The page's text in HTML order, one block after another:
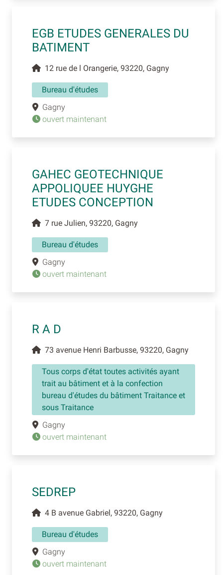
EGB ETUDES GENERALES DU
BATIMENT
12 rue de l Orangerie, 93220, Gagny
Bureau d'études
Gagny
ouvert maintenant
GAHEC GEOTECHNIQUE
APPOLIQUEE HUYGHE
ETUDES CONCEPTION
7 rue Julien, 93220, Gagny
Bureau d'études
Gagny
ouvert maintenant
R A D
73 avenue Henri Barbusse, 93220, Gagny
Tous corps d'état toutes activités ayant
trait au bâtiment et à la confection
bureau d'études du bâtiment Traitance et
sous Traitance
Gagny
ouvert maintenant
SEDREP
4 B avenue Gabriel, 93220, Gagny
Bureau d'études
Gagny
ouvert maintenant